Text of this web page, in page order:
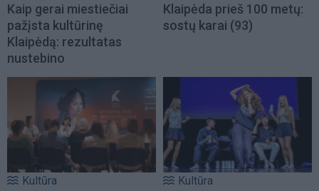
Kaip gerai miestiečiai
pažįsta kultūrinę
Klaipėdą: rezultatas
nustebino
Klaipėda prieš 100 metų:
sostų karai (93)
Kultūra Kultūra